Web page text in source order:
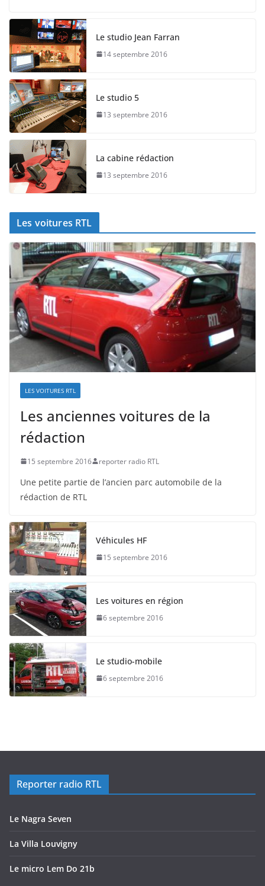
Le studio Jean Farran
14 septembre 2016
Le studio 5
13 septembre 2016
La cabine rédaction
13 septembre 2016
Les voitures RTL
LES VOITURES RTL
Les anciennes voitures de la
rédaction
15 septembre 2016 reporter radio RTL
Une petite partie de l’ancien parc automobile de la
rédaction de RTL
Véhicules HF
15 septembre 2016
Les voitures en région
6 septembre 2016
Le studio-mobile
6 septembre 2016
Reporter radio RTL
Le Nagra Seven
La Villa Louvigny
Le micro Lem Do 21b